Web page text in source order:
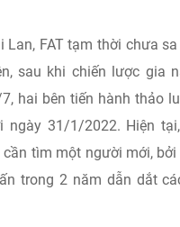
Lan, FAT tạm thời chưa
sau khi chiến lược gia
hai bên tiến hành thảo
ngày 31/1/2022. Hiện
cần tìm một người mới,
trong 2 năm dẫn dắt